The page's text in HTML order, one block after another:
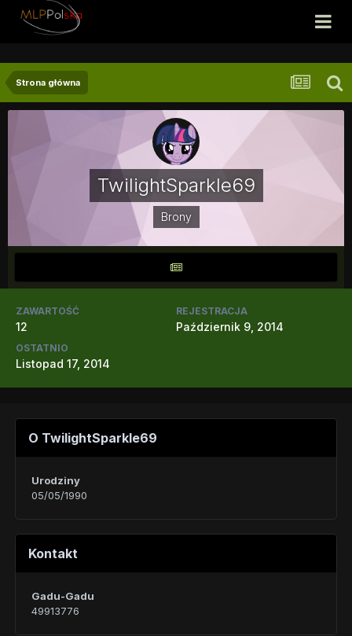
Strona główna
TwilightSparkle69
Brony
ZAWARTOŚĆ
12
REJESTRACJA
Październik 9, 2014
OSTATNIO
Listopad 17, 2014
O TwilightSparkle69
Urodziny
05/05/1990
Kontakt
Gadu-Gadu
49913776